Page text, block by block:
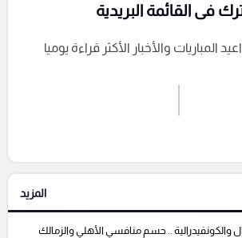
إرسال تعليق
فى القائمة البريدية
المباريات والأخبار الأكثر قراءة يوميا
المزيد
والكونفيدرالية .. حسم منافسي الأهلي والزمالك